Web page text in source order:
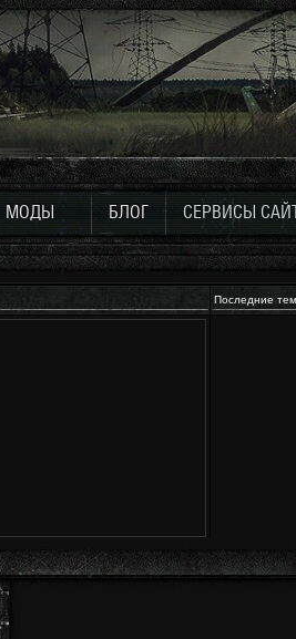
МОДЫ БЛОГ СЕРВИСЫ
Последние